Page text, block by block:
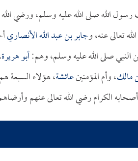
الله صلى الله عليه وسلم، ورضي
تعالى عنه، وجابر بن عبد الله الأنصاري
النبي صلى الله عليه وسلم، وهم:أبو هريرة
مالك، وأم المؤمنينعائشة، هؤلاء السبعة
الكرام رضي الله تعالى عنهم